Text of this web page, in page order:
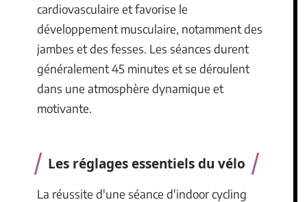
cardiovasculaire et favorise le
développement musculaire, notamment des
jambes et des fesses. Les séances durent
généralement 45 minutes et se déroulent
dans une atmosphère dynamique et
motivante.
Les réglages essentiels du vélo
La réussite d'une séance d'indoor cycling